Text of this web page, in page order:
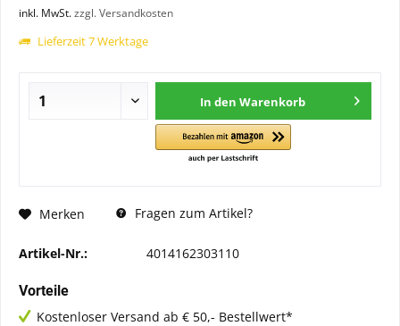
inkl. MwSt.zzgl. Versandkosten
Lieferzeit 7 Werktage
In den Warenkorb
Merken Fragen zum Artikel?
Artikel-Nr.: 4014162303110
Vorteile
Kostenloser Versand ab € 50,- Bestellwert*